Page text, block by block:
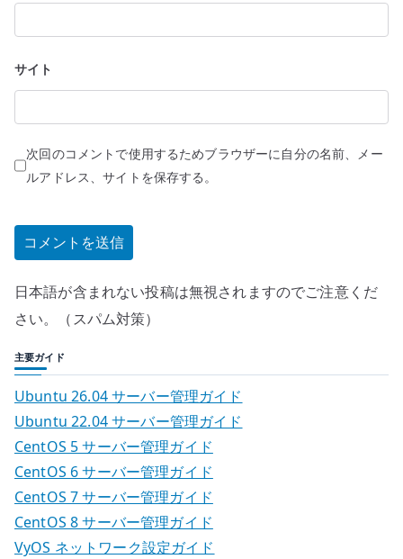
サイト
次回のコメントで使用するためブラウザーに自分の名前、メー
ルアドレス、サイトを保存する。
日本語が含まれない投稿は無視されますのでご注意くだ
さい。（スパム対策）
主要ガイド
Ubuntu 26.04 サーバー管理ガイド
Ubuntu 22.04 サーバー管理ガイド
CentOS 5 サーバー管理ガイド
CentOS 6 サーバー管理ガイド
CentOS 7 サーバー管理ガイド
CentOS 8 サーバー管理ガイド
VyOS ネットワーク設定ガイド